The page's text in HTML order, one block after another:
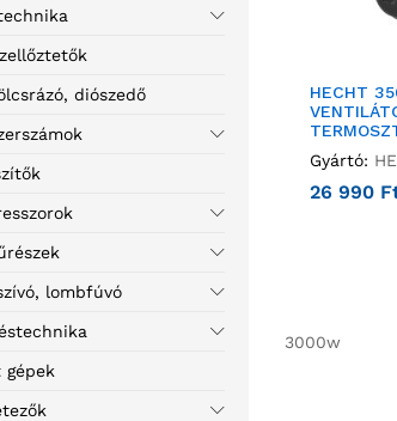
HECHT
Gyártó:
26 990
3000w
diószedő
lombfúvó
gépek